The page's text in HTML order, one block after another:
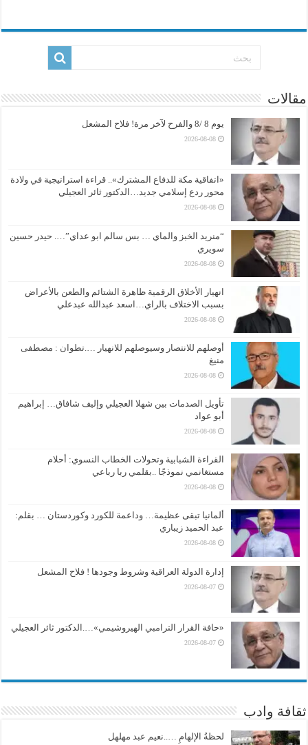
مقالات
يوم 8 /8 والفرح لآخر مرة! فلاح المشعل
2026-08-08
«اتفاقية مكة للدفاع المشترك».. قراءة استراتيجية في ولادة
محور ردع إسلامي جديد…الدكتور ثائر العجيلي
2026-08-08
“منريد الخبز والماي … بس سالم ابو عداي”…. حيدر حسين
سويري
2026-08-08
انهيار الأخلاق الرقمية ظاهرة الشتائم والطعن بالأعراض
بسبب الاختلاف بالراي…اسعد عبدالله عبدعلي
2026-08-08
أوصلهم للانتصار وسيوصلهم للانهيار ….تطوان : مصطفى
منيغ
2026-08-08
تأويل الصدمات بين شهلا العجيلي وإليف شافاق… إبراهيم
أبو عواد
2026-08-08
القراءة الشبابية وتحولات الخطاب النسوي: أحلام
مستغانمي نموذجًا ..بقلمي ربا رباعي
2026-08-08
ألمانيا تبقى عظيمة… وداعمة للكورد وكوردستان … بقلم:
عبد الحميد زيباري
2026-08-08
إدارة الدولة العراقية وشروط وجودها ! فلاح المشعل
2026-08-07
«حافة القرار الترامبي الهيروشيمي»….الدكتور ثائر العجيلي
2026-08-07
ثقافة وادب
لحظةُ الإلهامِ …..نعيم عبد مهلهل